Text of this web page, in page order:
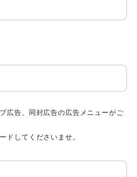
広告、同封広告の広告メニューがご
ドしてくださいませ。